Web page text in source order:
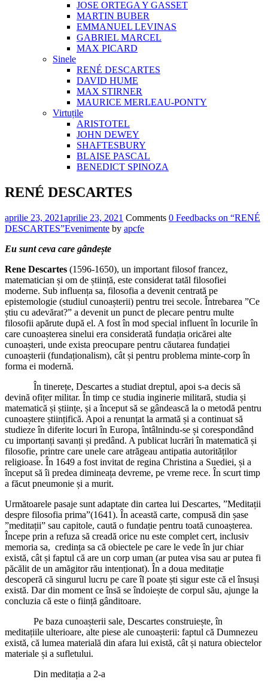
JOSE ORTEGA Y GASSET
MARTIN BUBER
EMMANUEL LEVINAS
GABRIEL MARCEL
MAX PICARD
Sinele
RENÉ DESCARTES
DAVID HUME
MAX STIRNER
MAURICE MERLEAU-PONTY
Virtuțile
ARISTOTEL
JOHN DEWEY
SHAFTESBURY
BLAISE PASCAL
BENEDICT SPINOZA
RENÉ DESCARTES
aprilie 23, 2021aprilie 23, 2021 Comments 0 Feedbacks on “RENÉ
DESCARTES”Evenimente by apcfe
Eu sunt ceva care gândește
Rene Descartes (1596-1650), un important filosof francez,
matematician și om de știință, este considerat tatăl filosofiei
moderne. Sub influența sa, filosofia a devenit centrată pe
epistemologie (studiul cunoașterii) pentru trei secole. Întrebarea ”Ce
știu cu adevărat?” a devenit un punct de plecare pentru multe
filosofii apărute după el. A fost în mod special influent în locurile în
care cunoașterea sinelui era considerată fundația oricărei alte
cunoașteri, unde exista preocupare pentru căutarea fundației
cunoașterii (fundaționalism), cât și pentru problema minte-corp în
forma ei modernă.
În tinerețe, Descartes a studiat dreptul, apoi s-a decis să
devină ofițer militar. În timp ce studia inginerie militară, studia și
matematică și științe, și a început să se gândească la o metodă pentru
cunoaștere științifică. Apoi a renunțat la armată și a continuat să
studieze în diferite locuri în Europa, întâlnindu-se și corespondând
cu importanți savanți și predând. A publicat lucrări în matematică și
filosofie, printre care unele care atrăgeau antipatia autorităților
religioase. În 1649 a fost invitat de regina Christina a Suediei, și a
început să îi predea dimineața devreme, pe vreme rece. În scurt timp
a făcut pneumonie și a murit.
Următoarele pasaje sunt adaptate din cartea lui Descartes, ”Meditații
despre filosofia prima”(1641). În această carte, compusă din șase
”meditații” sau capitole, caută o fundație pentru toată cunoașterea.
Începe prin a refuza să creadă orice nu este complet cert, inclusiv
memoria sa, credința sa că obiectele pe care le vede în jur chiar
există, cât și faptul că are un corp uman (ar putea visa sau ar putea fi
păcălit de un amăgitor rău intenționat). În a doua meditație
descoperă că singurul lucru pe care îl poate ști sigur este că el însuși
există. Dar din moment ce însă se îndoiește de corpul său, ajunge la
concluzia că este o ființă gânditoare.
Pe baza cunoașterii sale, Descartes construiește, în
meditațiile ulterioare, alte piese ale cunoașterii: faptul că Dumnezeu
există, că lumea materială din afara lui există, cât și natura obiectelor
materiale și a sufletului.
Din meditația a 2-a